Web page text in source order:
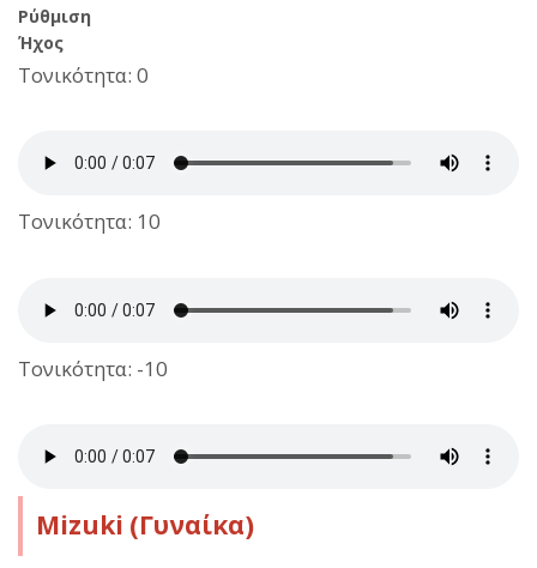
Ρύθμιση
Ήχος
Τονικότητα: 0
Τονικότητα: 10
Τονικότητα: -10
Mizuki (Γυναίκα)